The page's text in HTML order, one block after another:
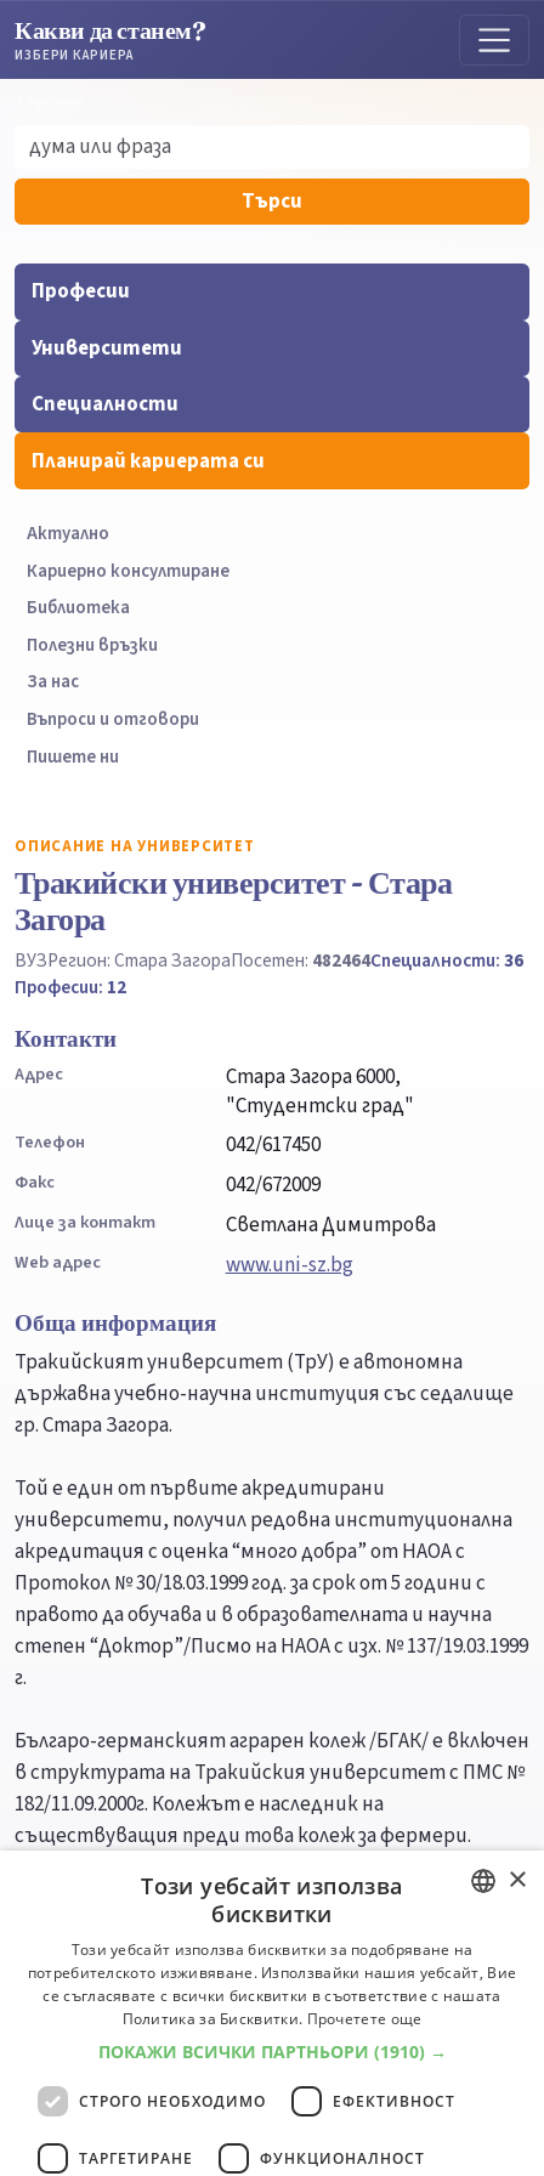
Какви да станем?
ИЗБЕРИ КАРИЕРА
Търси
Професии
Университети
Специалности
Планирай кариерата си
Актуално
Кариерно консултиране
Библиотека
Полезни връзки
За нас
Въпроси и отговори
Пишете ни
ОПИСАНИЕ НА УНИВЕРСИТЕТ
Тракийски университет - Стара
Загора
ВУЗРегион: Стара ЗагораПосетен: 482464Специалности:36
Професии: 12
Контакти
Адрес
Стара Загора 6000,
"Студентски град"
Телефон 042/617450
Факс 042/672009
Лице за контакт Светлана Димитрова
Web адрес
www.uni-sz.bg
Обща информация
Тракийският университет (ТрУ) е автономна
държавна учебно-научна институция със седалище
гр. Стара Загора.
Той е един от първите акредитирани
университети, получил редовна институционална
акредитация с оценка “много добра” от НАОА с
Протокол № 30/18.03.1999 год. за срок от 5 години с
правото да обучава и в образователната и научна
степен “Доктор”/Писмо на НАОА с изх. № 137/19.03.1999
г.
Българо-германският аграрен колеж /БГАК/ е включен
в структурата на Тракийския университет с ПМС №
182/11.09.2000г. Колежът е наследник на
съществуващия преди това колеж за фермери.
Специалности Професии
BULGARIAN
ENGLISH
×
Този уебсайт използва
бисквитки
Този уебсайт използва бисквитки за подобряване на
потребителското изживяване. Използвайки нашия уебсайт, Вие
се съгласявате с всички бисквитки в съответствие с нашата
Политика за Бисквитки. Прочетете още
ПОКАЖИ ВСИЧКИ ПАРТНЬОРИ (1910) →
СТРОГО НЕОБХОДИМО ЕФЕКТИВНОСТ
ТАРГЕТИРАНЕ ФУНКЦИОНАЛНОСТ